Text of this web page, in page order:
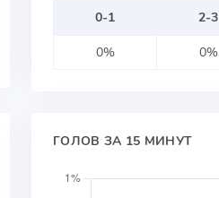
0-1 2-3
0%
0%
ГОЛОВ ЗА 15 МИНУТ